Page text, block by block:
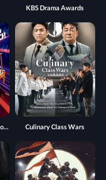
KBS Drama Awards
Culinary Class Wars
The Zone: Survival Mission 2